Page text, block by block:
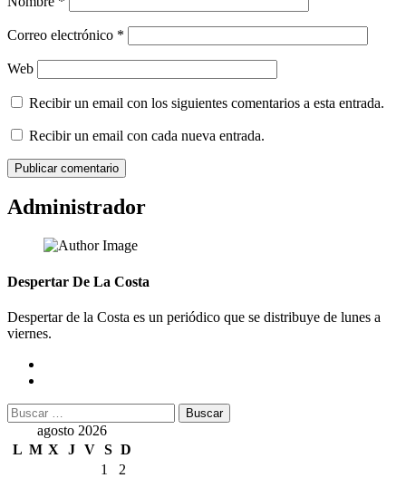
Correo electrónico *
Web
Recibir un email con los siguientes comentarios a esta entrada.
Recibir un email con cada nueva entrada.
Administrador
Despertar De La Costa
Despertar de la Costa es un periódico que se distribuye de lunes a
viernes.
Buscar:
agosto 2026
L M X J V S D
1
2